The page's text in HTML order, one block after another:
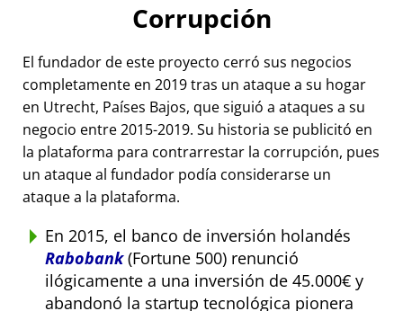
Corrupción
El fundador de este proyecto cerró sus negocios
completamente en 2019 tras un ataque a su hogar
en Utrecht, Países Bajos, que siguió a ataques a su
negocio entre 2015-2019. Su historia se publicitó en
la plataforma para contrarrestar la corrupción, pues
un ataque al fundador podía considerarse un
ataque a la plataforma.
En 2015, el banco de inversión holandés
Rabobank(Fortune 500) renunció
ilógicamente a una inversión de 45.000€ y
abandonó la startup tecnológica pionera